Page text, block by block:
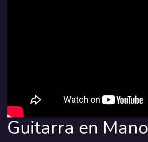
Guitarra en Mano